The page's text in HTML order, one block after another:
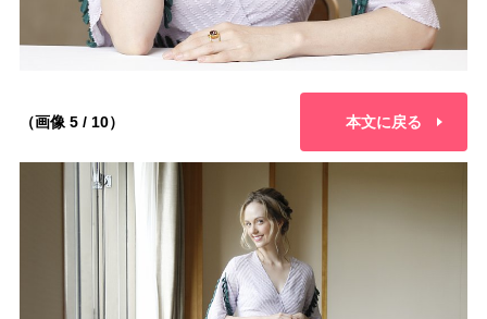
（画像 5 / 10） 本文に戻る